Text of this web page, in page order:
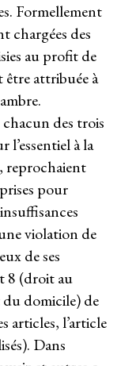
Formellement
chargées des
au profit de
être attribuée à
des trois
à la
, reprochaient
pour
violation de
de ses
8 (droit au
du domicile) de
articles, l’article
Dans